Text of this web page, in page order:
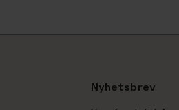
Nyhetsbrev